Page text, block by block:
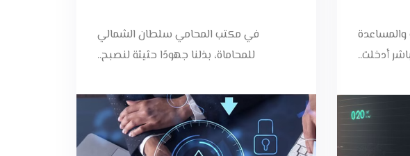
أدخلت..
في مكتب المحامي سلطان الشمالي
للمحاماة، بذلنا جهودًا حثيثة لنصبح..